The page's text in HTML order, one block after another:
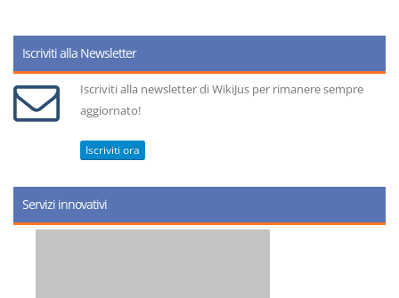
Iscriviti alla Newsletter
Iscriviti alla newsletter di WikiJus per rimanere sempre
aggiornato!
Iscriviti ora
Servizi innovativi